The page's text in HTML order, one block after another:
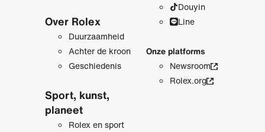
Over Rolex
Duurzaamheid
Achter de kroon
Geschiedenis
Sport, kunst,
planeet
Rolex en sport
Douyin
Line
Onze platforms
Newsroom
Rolex.org